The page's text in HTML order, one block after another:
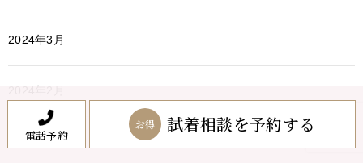
電話予約
お得 試着相談を予約する
2024年3月
2024年1月